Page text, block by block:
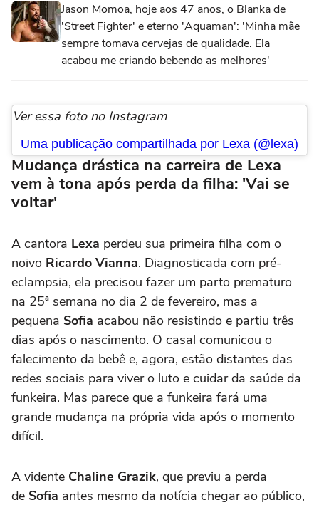
Jason Momoa, hoje aos 47 anos, o Blanka de
'Street Fighter' e eterno 'Aquaman': 'Minha mãe
sempre tomava cervejas de qualidade. Ela
acabou me criando bebendo as melhores'
Ver essa foto no Instagram
Uma publicação compartilhada por Lexa (@lexa)
Mudança drástica na carreira de Lexa
vem à tona após perda da filha: 'Vai se
voltar'
A cantora Lexa perdeu sua primeira filha com o
noivo Ricardo Vianna. Diagnosticada com pré-
eclampsia, ela precisou fazer um parto prematuro
na 25ª semana no dia 2 de fevereiro, mas a
pequena Sofia acabou não resistindo e partiu três
dias após o nascimento. O casal comunicou o
falecimento da bebê e, agora, estão distantes das
redes sociais para viver o luto e cuidar da saúde da
funkeira. Mas parece que a funkeira fará uma
grande mudança na própria vida após o momento
difícil.
A vidente Chaline Grazik, que previu a perda
de Sofia antes mesmo da notícia chegar ao público,